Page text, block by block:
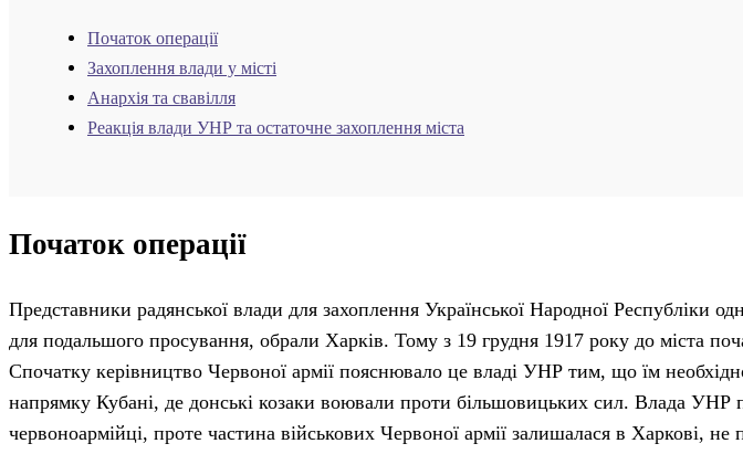
Початок операції
Захоплення влади у місті
Анархія та свавілля
Реакція влади УНР та остаточне захоплення міста
Початок операції
Представники радянської влади для захоплення Української Народної Республіки
для подальшого просування, обрали Харків. Тому з 19 грудня 1917 року до міста
Спочатку керівництво Червоної армії пояснювало це владі УНР тим, що їм
напрямку Кубані, де донські козаки воювали проти більшовицьких сил. Влада УНР
червоноармійці, проте частина військових Червоної армії залишалася в Харкові,